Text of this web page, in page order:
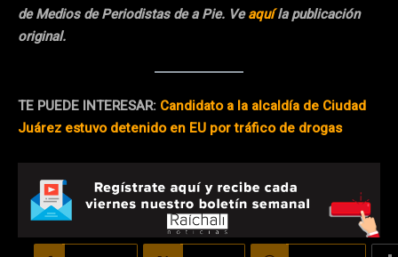
de Medios de Periodistas de a Pie. Veaquíla publicación
original.
TE PUEDE INTERESAR: Candidato a la alcaldía de Ciudad
Juárez estuvo detenido en EU por tráfico de drogas